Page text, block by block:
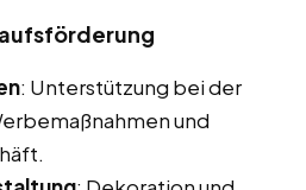
: Unterstützung bei der
und